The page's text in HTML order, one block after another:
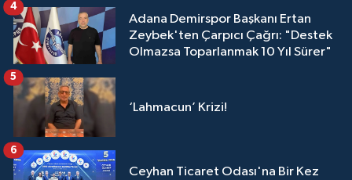
Adana Demirspor Başkanı Ertan
Zeybek'ten Çarpıcı Çağrı: "Destek
Olmazsa Toparlanmak 10 Yıl Sürer"
4
‘Lahmacun’ Krizi!
5
Ceyhan Ticaret Odası'na Bir Kez
6